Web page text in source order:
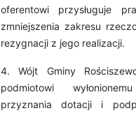
oferentowi przysługuje
zmniejszenia zakresu
rezygnacji z jego realizacji.
4. Wójt Gminy
podmiotowi
przyznania dotacji i